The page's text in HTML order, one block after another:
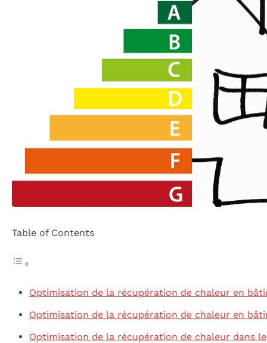
Table of Contents
Optimisation de la récupération de chaleur en
Optimisation de la récupération de chaleur en
Optimisation de la récupération de chaleur dans